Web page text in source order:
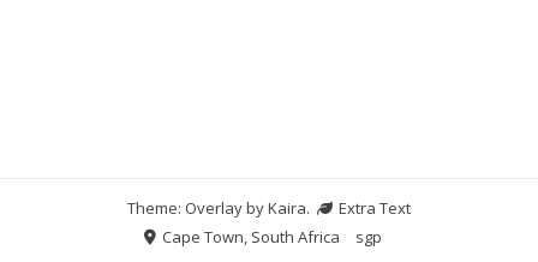
Theme: Overlay byKaira.
Extra Text
Cape Town, South Africa
sgp